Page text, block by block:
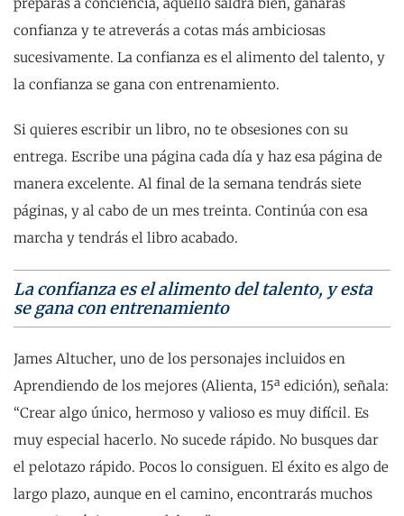
confianza y te atreverás a cotas más ambiciosas
sucesivamente. La confianza es el alimento del talento, y
la confianza se gana con entrenamiento.
Si quieres escribir un libro, no te obsesiones con su
entrega. Escribe una página cada día y haz esa página de
manera excelente. Al final de la semana tendrás siete
páginas, y al cabo de un mes treinta. Continúa con esa
marcha y tendrás el libro acabado.
La confianza es el alimento del talento, y esta
se gana con entrenamiento
James Altucher, uno de los personajes incluidos en
Aprendiendo de los mejores (Alienta, 15ª edición), señala:
“Crear algo único, hermoso y valioso es muy difícil. Es
muy especial hacerlo. No sucede rápido. No busques dar
el pelotazo rápido. Pocos lo consiguen. El éxito es algo de
largo plazo, aunque en el camino, encontrarás muchos